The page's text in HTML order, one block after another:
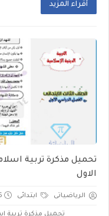
أقراء المزيد
تحميل مذكرة تربية
الاول
الرياضياتى ابتدائى 26 يونيو
تحميل مذكرة تربية اسلامية